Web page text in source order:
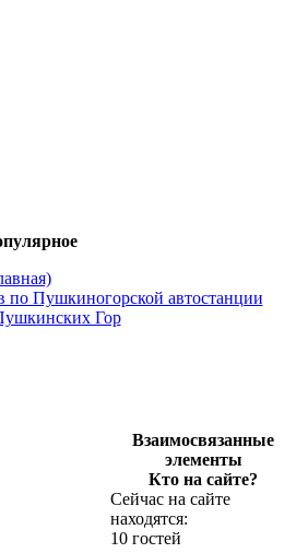
по Пушкиногорской автостанции
Гор
Взаимосвязанные
элементы
Кто на сайте?
Сейчас на сайте
находятся:
10 гостей